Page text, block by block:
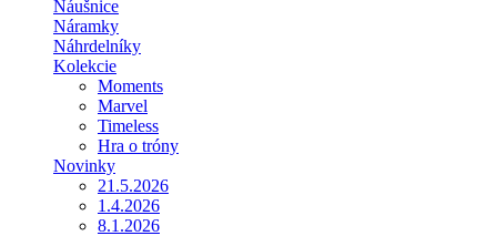
Náušnice
Náramky
Náhrdelníky
Kolekcie
Moments
Marvel
Timeless
Hra o tróny
Novinky
21.5.2026
1.4.2026
8.1.2026